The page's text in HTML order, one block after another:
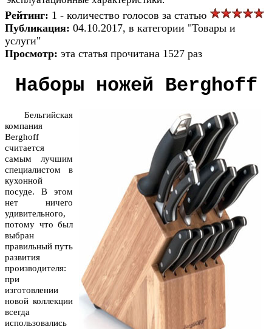
Рейтинг: 1 - количество голосов за статью
Публикация: 04.10.2017, в категории "Товары и
услуги"
Просмотр: эта статья прочитана 1527 раз
Наборы ножей Berghoff
Бельгийская
компания
Berghoff
считается
самым лучшим
специалистом в
кухонной
посуде. В этом
нет ничего
удивительного,
потому что был
выбран
правильный путь
развития
производителя:
при
изготовлении
новой коллекции
всегда
использовались